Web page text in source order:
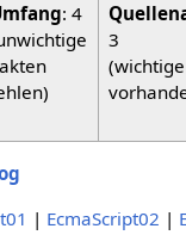
: 4
3
| EcmaScript02 |